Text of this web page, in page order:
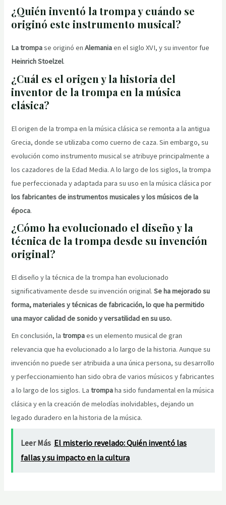
¿Quién inventó la trompa y cuándo se
originó este instrumento musical?
La trompase originó enAlemaniaen el siglo XVI, y su inventor fue
Heinrich Stoelzel.
¿Cuál es el origen y la historia del
inventor de la trompa en la música
clásica?
El origen de la trompa en la música clásica se remonta a la antigua
Grecia, donde se utilizaba como cuerno de caza. Sin embargo, su
evolución como instrumento musical se atribuye principalmente a
los cazadores de la Edad Media. A lo largo de los siglos, la trompa
fue perfeccionada y adaptada para su uso en la música clásica por
los fabricantes de instrumentos musicales y los músicos de la
época.
¿Cómo ha evolucionado el diseño y la
técnica de la trompa desde su invención
original?
El diseño y la técnica de la trompa han evolucionado
significativamente desde su invención original.Se ha mejorado su
forma, materiales y técnicas de fabricación, lo que ha permitido
una mayor calidad de sonido y versatilidad en su uso.
En conclusión, latrompaes un elemento musical de gran
relevancia que ha evolucionado a lo largo de la historia. Aunque su
invención no puede ser atribuida a una única persona, su desarrollo
y perfeccionamiento han sido obra de varios músicos y fabricantes
a lo largo de los siglos. Latrompaha sido fundamental en la música
clásica y en la creación de melodías inolvidables, dejando un
legado duradero en la historia de la música.
Leer Más El misterio revelado: Quién inventó las
fallas y su impacto en la cultura